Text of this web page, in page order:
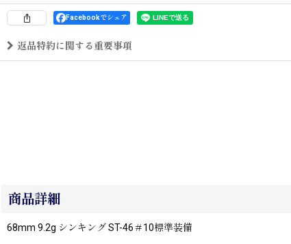
Facebookでシェア
返品特約に関する重要事項
商品詳細
68mm 9.2g シンキング ST-46＃10標準装備